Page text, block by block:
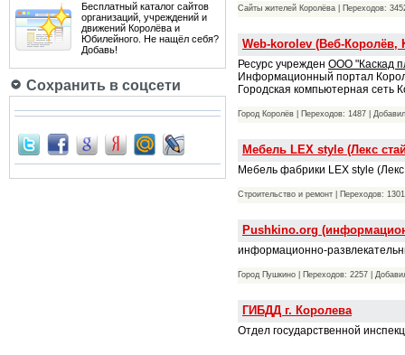
Бесплатный каталог сайтов
организаций, учреждений и
движений Королёва и
Юбилейного. Не нащёл себя?
Добавь!
Сохранить в соцсети
Сайты жителей Королёва | Переходов:
Web-korolev (Веб-
Ресурс учрежден ООО "Каскад
Информационный портал
Городская компьютерная сеть
Город Королёв | Переходов: 1487 |
Мебель LEX style (Лекс
Мебель фабрики LEX style
Строительство и ремонт | Переходов:
Pushkino.org
информационно-
Город Пушкино | Переходов: 2257 |
ГИБДД г. Королева
Отдел государственной